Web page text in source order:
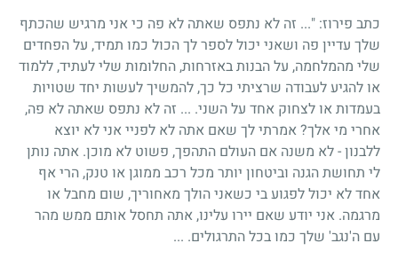
כתב פירוז: "... זה לא נתפס שאתה לא פה כי אני מרגיש שהכתף
שלך עדיין פה ושאני יכול לספר לך הכול כמו תמיד, על הפחדים
שלי מהמלחמה, על הבנות באזרחות, החלומות שלי לעתיד, ללמוד
או להגיע לעבודה שרציתי כל כך, להמשיך לעשות יחד שטויות
בעמדות או לצחוק אחד על השני. ... זה לא נתפס שאתה לא פה,
אחרי מי אלך? אמרתי לך שאם אתה לא לפניי אני לא יוצא
ללבנון - לא משנה אם העולם התהפך, פשוט לא מוכן. אתה נותן
לי תחושת הגנה וביטחון יותר מכל רכב ממוגן או טנק, הרי אף
אחד לא יכול לפגוע בי כשאני הולך מאחוריך, שום מחבל או
מרגמה. אני יודע שאם יירו עלינו, אתה תחסל אותם ממש מהר
עם ה'נגב' שלך כמו בכל התרגולים. ...